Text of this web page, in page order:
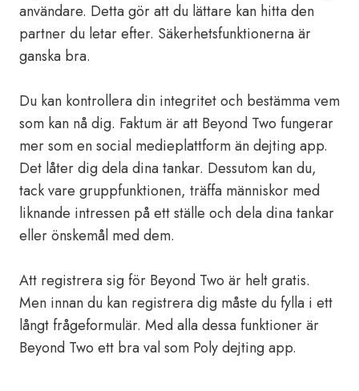
användare. Detta gör att du lättare kan hitta den
partner du letar efter. Säkerhetsfunktionerna är
ganska bra.
Du kan kontrollera din integritet och bestämma vem
som kan nå dig. Faktum är att Beyond Two fungerar
mer som en social medieplattform än dejting app.
Det låter dig dela dina tankar. Dessutom kan du,
tack vare gruppfunktionen, träffa människor med
liknande intressen på ett ställe och dela dina tankar
eller önskemål med dem.
Att registrera sig för Beyond Two är helt gratis.
Men innan du kan registrera dig måste du fylla i ett
långt frågeformulär. Med alla dessa funktioner är
Beyond Two ett bra val som Poly dejting app.